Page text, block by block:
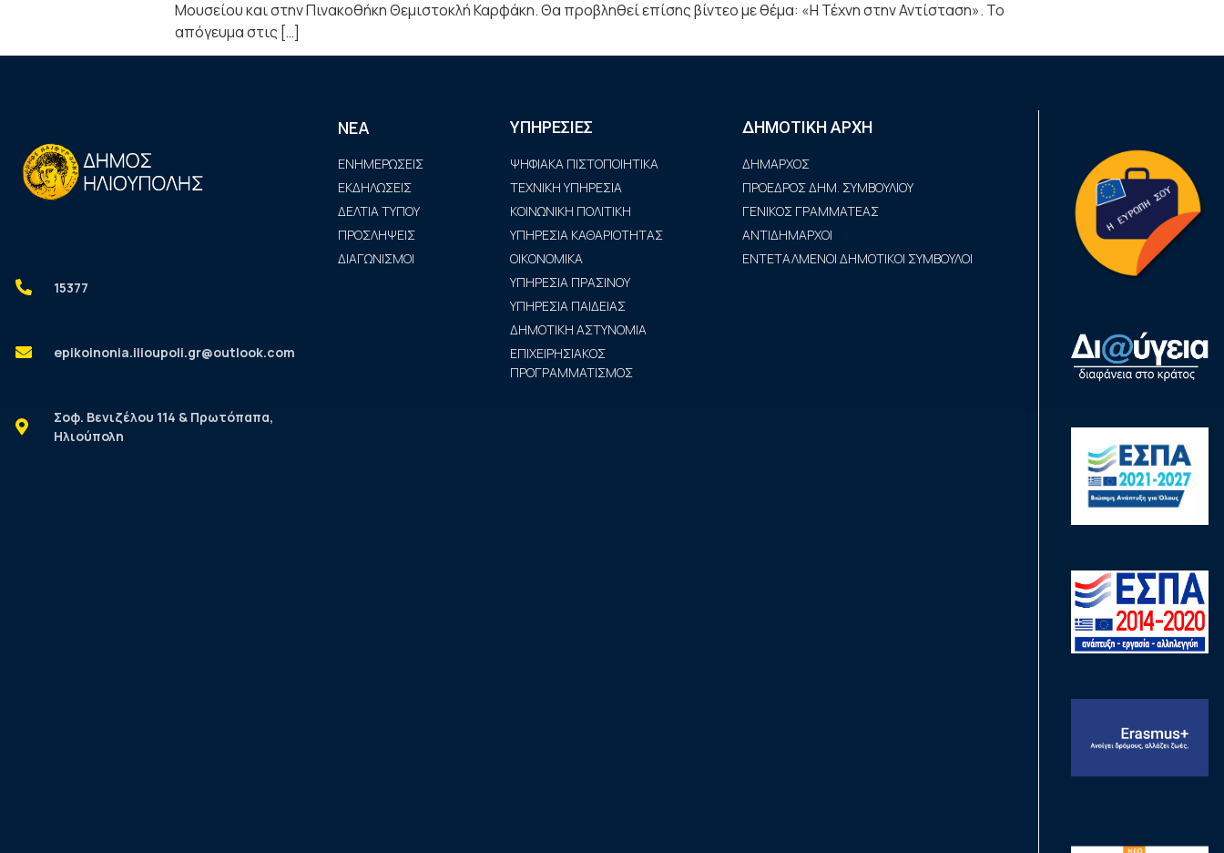
Μουσείου και στην Πινακοθήκη Θεμιστοκλή Καρφάκη. Θα προβληθεί επίσης βίντεο με θέμα: «Η Τέχνη στην Αντίσταση». Το
απόγευμα στις […]
15377
epikoinonia.ilioupoli.gr@outlook.com
Σοφ. Βενιζέλου 114 & Πρωτόπαπα,
Ηλιούπολη
ΝΕΑ
ΕΝΗΜΕΡΩΣΕΙΣ
ΕΚΔΗΛΩΣΕΙΣ
ΔΕΛΤΙΑ ΤΥΠΟΥ
ΠΡΟΣΛΗΨΕΙΣ
ΔΙΑΓΩΝΙΣΜΟΙ
ΥΠΗΡΕΣΙΕΣ
ΨΗΦΙΑΚΑ ΠΙΣΤΟΠΟΙΗΤΙΚΑ
ΤΕΧΝΙΚΗ ΥΠΗΡΕΣΙΑ
ΚΟΙΝΩΝΙΚΗ ΠΟΛΙΤΙΚΗ
ΥΠΗΡΕΣΙΑ ΚΑΘΑΡΙΟΤΗΤΑΣ
ΟΙΚΟΝΟΜΙΚΑ
ΥΠΗΡΕΣΙΑ ΠΡΑΣΙΝΟΥ
ΥΠΗΡΕΣΙΑ ΠΑΙΔΕΙΑΣ
ΔΗΜΟΤΙΚΗ ΑΣΤΥΝΟΜΙΑ
ΕΠΙΧΕΙΡΗΣΙΑΚΟΣ
ΠΡΟΓΡΑΜΜΑΤΙΣΜΟΣ
ΔΗΜΟΤΙΚΗ ΑΡΧΗ
ΔΗΜΑΡΧΟΣ
ΠΡΟΕΔΡΟΣ ΔΗΜ. ΣΥΜΒΟΥΛΙΟΥ
ΓΕΝΙΚΟΣ ΓΡΑΜΜΑΤΕΑΣ
ΑΝΤΙΔΗΜΑΡΧΟΙ
ΕΝΤΕΤΑΛΜΕΝΟΙ ΔΗΜΟΤΙΚΟΙ ΣΥΜΒΟΥΛΟΙ